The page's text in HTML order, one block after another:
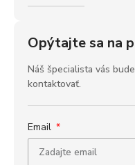
Opýtajte sa na
Náš špecialista vás
kontaktovať.
Email